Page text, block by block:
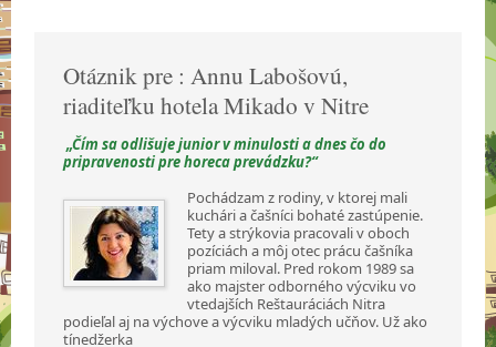
Otáznik pre : Annu Labošovú,
riaditeľku hotela Mikado v Nitre
„Čím sa odlišuje junior v minulosti a dnes čo do
pripravenosti pre horeca prevádzku?“
Pochádzam z rodiny, v ktorej mali
kuchári a čašníci bohaté zastúpenie.
Tety a strýkovia pracovali v oboch
pozíciách a môj otec prácu čašníka
priam miloval. Pred rokom 1989 sa
ako majster odborného výcviku vo
vtedajších Reštauráciách Nitra
podieľal aj na výchove a výcviku mladých učňov. Už ako
tínedžerka